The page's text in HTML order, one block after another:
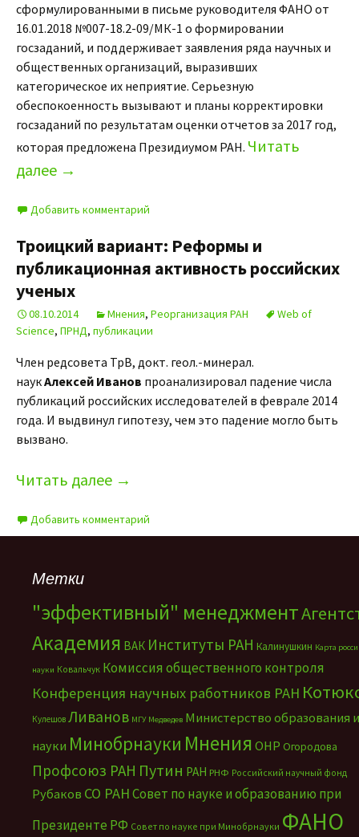
сформулированными в письме руководителя ФАНО от
16.01.2018 №007-18.2-09/МК-1 о формировании
госзаданий, и поддерживает заявления ряда научных и
общественных организаций, выразивших
категорическое их неприятие. Серьезную
обеспокоенность вызывают и планы корректировки
госзаданий по результатам оценки отчетов за 2017 год,
которая предложена Президиумом РАН. Читать
далее →
Добавить комментарий
Троицкий вариант: Реформы и
публикационная активность российских
ученых
08.10.2014 Мнения, Реорганизация РАН
Web of
Science, ПРНД, публикации
Член редсовета ТрВ, докт. геол.-минерал.
наукАлексей Иванов проанализировал падение числа
публикаций российских исследователей в феврале 2014
года. И выдвинул гипотезу, чем это падение могло быть
вызвано.
Читать далее →
Добавить комментарий
Метки
"эффективный" менеджмент
Академия ВАК Институты РАН Калинушкин Карта
науки Ковальчук Комиссия общественного контроля
Конференция научных работников РАН
Кулешов Ливанов МГУ Медведев Министерство образования и
науки Минобрнауки Мнения ОНР Огородова
Профсоюз РАН Путин РАН РНФ Российский научный фонд
Рубаков СО РАНСовет по науке и образованию при
Президенте РФ Совет по науке при Минобрнауки ФАНО